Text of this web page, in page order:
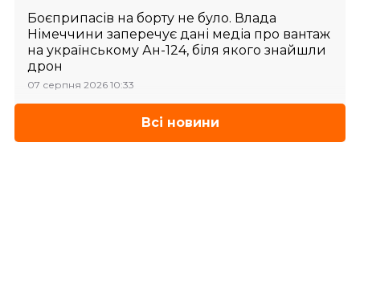
Боєприпасів на борту не було. Влада
Німеччини заперечує дані медіа про вантаж
на українському Ан-124, біля якого знайшли
дрон
07 серпня 2026 10:33
Всі новини